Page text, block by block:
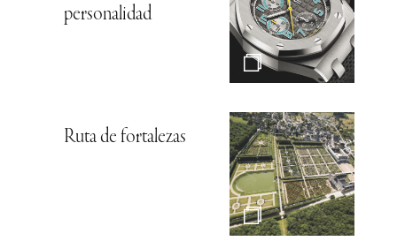
personalidad
Ruta de fortalezas